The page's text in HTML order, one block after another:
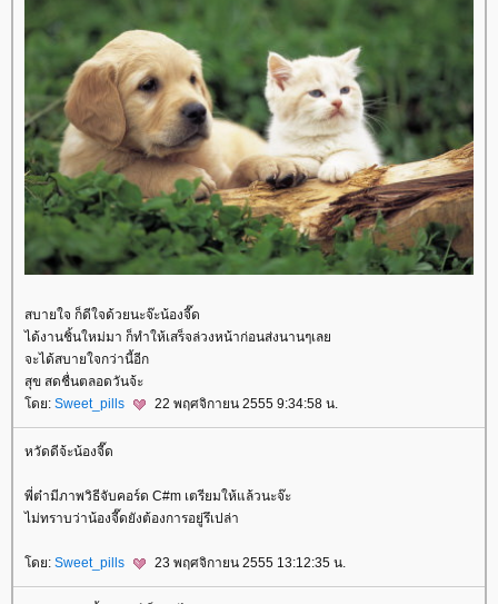
สบายใจ ก็ดีใจด้วยนะจ๊ะน้องจี๊ด
ได้งานชิ้นใหม่มา ก็ทำให้เสร็จล่วงหน้าก่อนส่งนานๆเล
จะได้สบายใจกว่านี้อีก
สุข สดชื่นตลอดวันจ้ะ
ดย: Sweet_pills 22 พฤศจิกายน 2555 9:34:58 น.
หวัดดีจ้ะน้องจี๊ด
พี่ต๋ามีภาพวิธีจับคอร์ด C#m เตรียมให้แล้วนะจ๊ะ
ไม่ทราบว่าน้องจี๊ดยังต้องการอยู่รึเปล่า
ดย: Sweet_pills 23 พฤศจิกายน 2555 13:12:35 น.